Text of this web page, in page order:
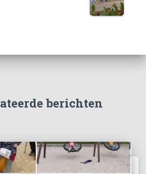
berichten